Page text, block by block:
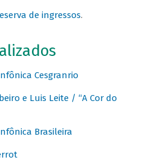
de ingressos.
Cesgranrio
e Luis Leite / “A Cor do
Brasileira